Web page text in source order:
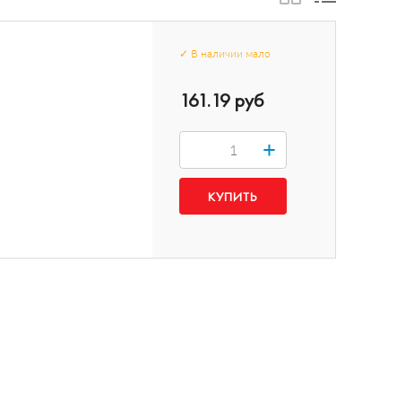
✓ В наличии мало
161.19 руб
+